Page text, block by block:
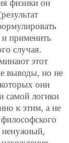
физики он
и применить
случая.
этот
выводы, но не
они
самой логики
к этим, а не
ненужный,